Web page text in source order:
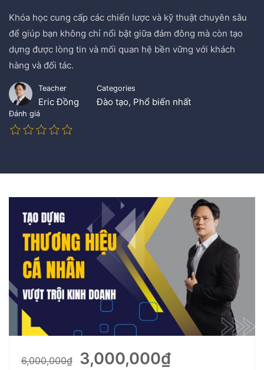
Khóa học cung cấp các chiến lược và kỹ thuật chuyên sâu
để giúp bạn không chỉ nổi bật giữa đám đông mà còn tạo
dựng được lòng tin và mối quan hệ bền vững với khách
hàng và đối tác.
Teacher
Eric Đồng
Categories
Đào tạo, Phổ biến nhất
Đánh giá
6,000,000₫ 3,000,000₫